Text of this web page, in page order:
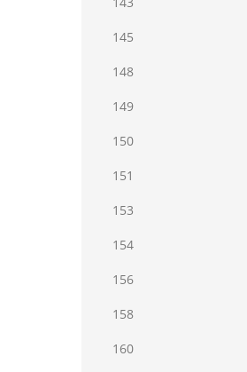
145
148
149
150
151
153
154
156
158
160